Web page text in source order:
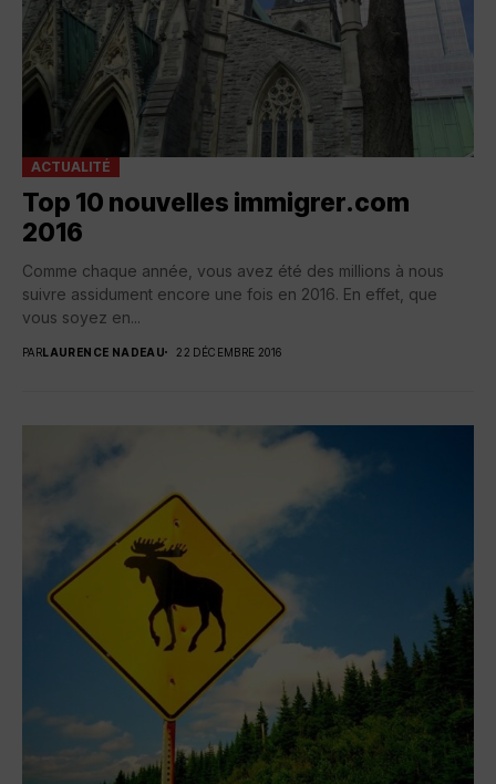
ACTUALITÉ
Top 10 nouvelles immigrer.com
2016
Comme chaque année, vous avez été des millions à nous
suivre assidument encore une fois en 2016. En effet, que
vous soyez en...
PARLAURENCE NADEAU 22 DÉCEMBRE 2016